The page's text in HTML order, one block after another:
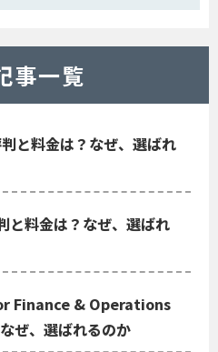
事一覧
と料金は？なぜ、選ばれ
と料金は？なぜ、選ばれ
Finance & Operations
ぜ、選ばれるのか